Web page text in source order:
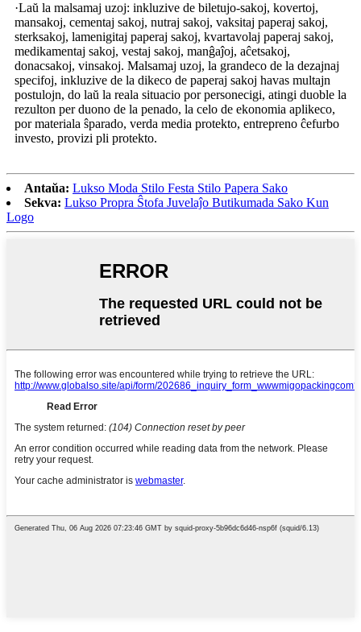
·Laŭ la malsamaj uzoj: inkluzive de biletujo-sakoj, kovertoj,
mansakoj, cementaj sakoj, nutraj sakoj, vaksitaj paperaj sakoj,
sterksakoj, lamenigitaj paperaj sakoj, kvartavolaj paperaj sakoj,
medikamentaj sakoj, vestaj sakoj, manĝaĵoj, aĉetsakoj,
donacsakoj, vinsakoj. Malsamaj uzoj, la grandeco de la dezajnaj
specifoj, inkluzive de la dikeco de paperaj sakoj havas multajn
postulojn, do laŭ la reala situacio por personecigi, atingi duoble la
rezulton per duono de la penado, la celo de ekonomia aplikeco,
por materiala ŝparado, verda media protekto, entrepreno ĉefurbo
investo, provizi pli protekto.
Antaŭa: Lukso Moda Stilo Festa Stilo Papera Sako
Sekva: Lukso Propra Ŝtofa Juvelaĵo Butikumada Sako Kun
Logo